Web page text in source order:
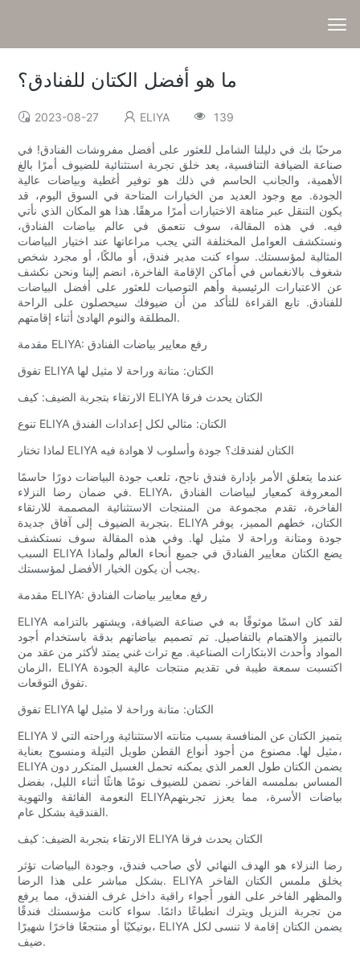
ما هو أفضل الكتان للفنادق؟
2023-08-27 ELIYA 139
مرحبًا بك في دليلنا الشامل للعثور على أفضل مفروشات الفنادق! في
صناعة الضيافة التنافسية، يعد خلق تجربة استثنائية للضيوف أمرًا بالغ
الأهمية، والجانب الحاسم في ذلك هو توفير أغطية وبياضات عالية
الجودة. مع وجود العديد من الخيارات المتاحة في السوق اليوم، قد
يكون التنقل عبر متاهة الاختيارات أمرًا مرهقًا. هذا هو المكان الذي نأتي
فيه. في هذه المقالة، سوف نتعمق في عالم بياضات الفنادق،
ونستكشف العوامل المختلفة التي يجب مراعاتها عند اختيار البياضات
المثالية لمؤسستك. سواء كنت مدير فندق، أو مالكًا، أو مجرد شخص
شغوف بالانغماس في أماكن الإقامة الفاخرة، انضم إلينا ونحن نكشف
عن الاعتبارات الرئيسية وأهم التوصيات للعثور على أفضل البياضات
للفنادق. تابع القراءة للتأكد من أن ضيوفك سيحصلون على الراحة
المطلقة والنوم الهادئ أثناء إقامتهم.
مقدمة ELIYA: رفع معايير بياضات الفنادق
تفوق ELIYA الكتان: متانة وراحة لا مثيل لها
الارتقاء بتجربة الضيف: كيف ELIYA الكتان يحدث فرقا
تنوع ELIYA الكتان: مثالي لكل إعدادات الفندق
لماذا تختار ELIYA الكتان لفندقك؟ جودة وأسلوب لا هوادة فيه
عندما يتعلق الأمر بإدارة فندق ناجح، تلعب جودة البياضات دورًا حاسمًا
في ضمان رضا النزلاء. ELIYA، المعروفة كمعيار لبياضات الفنادق
الفاخرة، تقدم مجموعة من المنتجات الاستثنائية المصممة للارتقاء
بتجربة الضيوف إلى آفاق جديدة. ELIYA الكتان، خطهم المميز، يوفر
جودة ومتانة وراحة لا مثيل لها. وفي هذه المقالة سوف نستكشف
السبب ELIYA يضع الكتان معايير الفنادق في جميع أنحاء العالم ولماذا
يجب أن يكون الخيار الأفضل لمؤسستك.
مقدمة ELIYA: رفع معايير بياضات الفنادق
ELIYA لقد كان اسمًا موثوقًا به في صناعة الضيافة، ويشتهر بالتزامه
بالتميز والاهتمام بالتفاصيل. تم تصميم بياضاتهم بدقة باستخدام أجود
المواد وأحدث الابتكارات الصناعية. مع تراث غني يمتد لأكثر من عقد من
الزمان، ELIYA اكتسبت سمعة طيبة في تقديم منتجات عالية الجودة
تفوق التوقعات.
تفوق ELIYA الكتان: متانة وراحة لا مثيل لها
ELIYA يتميز الكتان عن المنافسة بسبب متانته الاستثنائية وراحته التي لا
مثيل لها. مصنوع من أجود أنواع القطن طويل التيلة ومنسوج بعناية،
ELIYA يضمن الكتان طول العمر الذي يمكنه تحمل الغسيل المتكرر دون
المساس بملمسه الفاخر. نضمن للضيوف نومًا هانئًا أثناء الليل، بفضل
النعومة الفائقة والتهوية ELIYAبياضات الأسرة، مما يعزز تجربتهم
الفندقية بشكل عام.
الارتقاء بتجربة الضيف: كيف ELIYA الكتان يحدث فرقا
رضا النزلاء هو الهدف النهائي لأي صاحب فندق، وجودة البياضات تؤثر
بشكل مباشر على هذا الرضا. ELIYA يخلق ملمس الكتان الفاخر
والمظهر الفاخر على الفور أجواء راقية داخل غرف الفندق، مما يرفع
من تجربة النزيل ويترك انطباعًا دائمًا. سواء كانت مؤسستك فندقًا
بوتيكيًا أو منتجعًا فاخرًا شهيرًا، ELIYA يضمن الكتان إقامة لا تنسى لكل
ضيف.